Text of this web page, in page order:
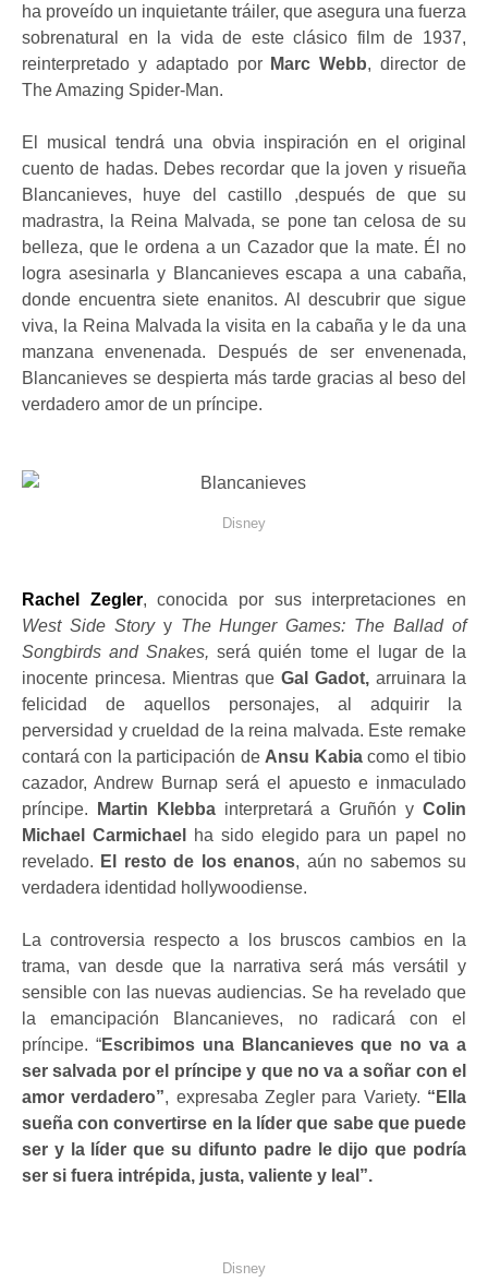
ha proveído un inquietante tráiler, que asegura una fuerza
sobrenatural en la vida de este clásico film de 1937,
reinterpretado y adaptado por Marc Webb, director de
The Amazing Spider-Man.
El musical tendrá una obvia inspiración en el original
cuento de hadas. Debes recordar que la joven y risueña
Blancanieves, huye del castillo ,después de que su
madrastra, la Reina Malvada, se pone tan celosa de su
belleza, que le ordena a un Cazador que la mate. Él no
logra asesinarla y Blancanieves escapa a una cabaña,
donde encuentra siete enanitos. Al descubrir que sigue
viva, la Reina Malvada la visita en la cabaña y le da una
manzana envenenada. Después de ser envenenada,
Blancanieves se despierta más tarde gracias al beso del
verdadero amor de un príncipe.
Disney
Rachel Zegler, conocida por sus interpretaciones en
West Side Storyy The Hunger Games: The Ballad of
Songbirds and Snakes,será quién tome el lugar de la
inocente princesa. Mientras que Gal Gadot, arruinara la
felicidad de aquellos personajes, al adquirir la
perversidad y crueldad de la reina malvada. Este remake
contará con la participación de Ansu Kabiacomo el tibio
cazador, Andrew Burnap será el apuesto e inmaculado
príncipe.
Martin Klebbainterpretará a Gruñón y Colin
Michael Carmichael
ha sido elegido para un papel no
revelado. El resto de los enanos, aún no sabemos su
verdadera identidad hollywoodiense.
La controversia respecto a los bruscos cambios en la
trama, van desde que la narrativa será más versátil y
sensible con las nuevas audiencias. Se ha revelado que
la emancipación Blancanieves, no radicará con el
príncipe. “Escribimos una Blancanieves que no va a
ser salvada por el príncipe y que no va a soñar con el
amor verdadero”, expresaba Zegler para Variety. “Ella
sueña con convertirse en la líder que sabe que puede
ser y la líder que su difunto padre le dijo que podría
ser si fuera intrépida, justa, valiente y leal”.
Disney